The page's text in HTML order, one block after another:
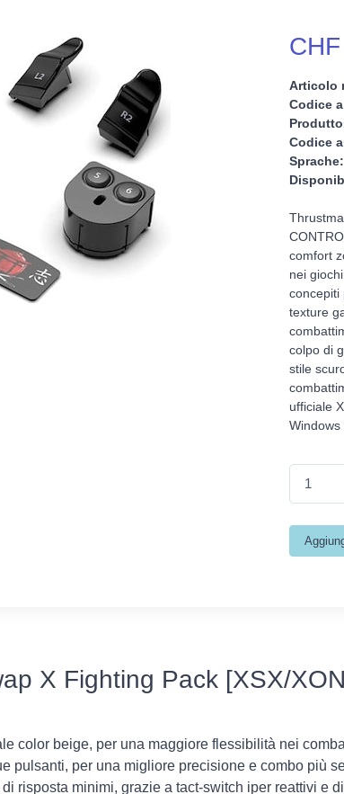
Articolo
Codice
Codice
Sprache:
comfort
nei
concepiti
texture
colpo di
stile
ufficiale
Windows
X Fighting Pack [XSX/
color beige, per una maggiore flessibilità nei
pulsanti, per una migliore precisione e combo più
risposta minimi, grazie a tact-switch iper reattivi e